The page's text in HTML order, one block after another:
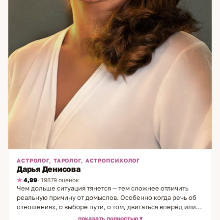
АСТРОЛОГ, ТАРОЛОГ, АСТРОПСИХОЛОГ
Дарья Денисова
4,99· 19879 оценок
Чем дольше ситуация тянется — тем сложнее отличить
реальную причину от домыслов. Особенно когда речь об
отношениях, о выборе пути, о том, двигаться вперёд или
ждать. Именно в такие моменты важно иметь ясную
показать полностью